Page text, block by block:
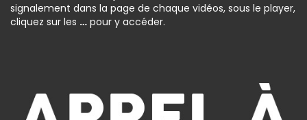
signalement dans la page de chaque vidéos, sous le player,
cliquez sur les … pour y accéder.